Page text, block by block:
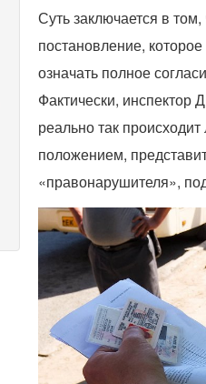
Суть заключается в
постановление,
означать полное
Фактически, инспектор
реально так
положением,
«правонарушителя»,